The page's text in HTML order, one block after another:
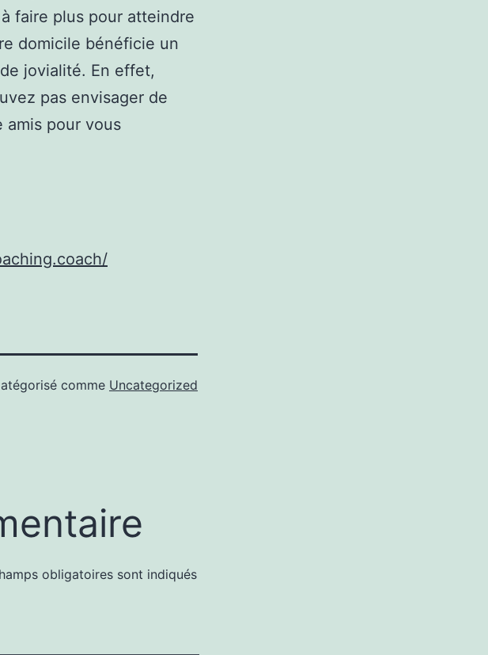
faire plus pour atteindre
domicile bénéficie un
jovialité. En effet,
pas envisager de
amis pour vous
comme Uncategorized
obligatoires sont indiqués